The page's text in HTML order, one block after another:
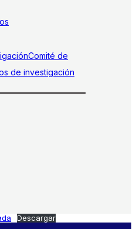
Comité de
de investigación
Descargar